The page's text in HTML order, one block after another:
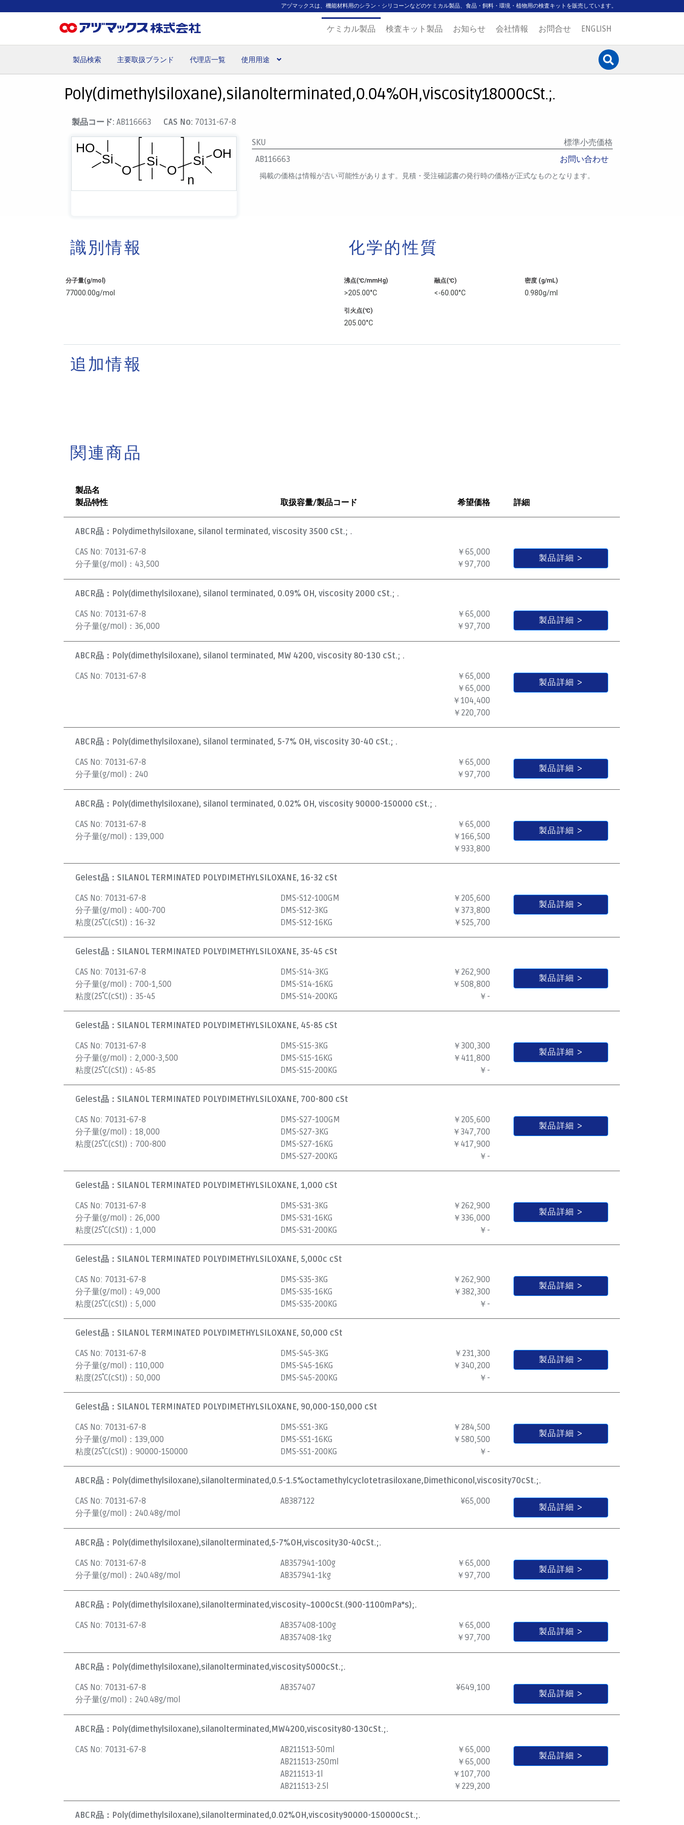
アヅマックスは、機能材料用のシラン・シリコーンなどのケミカル製品、食品・飼料・環境・植物用の検査キットを販売しています。
ケミカル製品 検査キット製品 お知らせ 会社情報 お問合せ ENGLISH
製品検索 主要取扱ブランド 代理店一覧 使用用途
Poly(dimethylsiloxane),silanolterminated,0.04%OH,viscosity18000cSt.;.
製品コード:AB116663 CAS No: 70131-67-8
SKU
標準小売価格
AB116663
お問い合わせ
掲載の価格は情報が古い可能性があります。見積・受注確認書の発行時の価格が正式なものとなります。
識別情報
分子量(g/mol)
77000.00g/mol
化学的性質
沸点(℃/mmHg)
>205.00°C
融点(℃)
<-60.00°C
密度 (g/mL)
0.980g/ml
引火点(℃)
205.00°C
追加情報
関連商品
製品名
製品特性
取扱容量/製品コード 希望価格 詳細
ABCR品： Polydimethylsiloxane, silanol terminated, viscosity 3500 cSt.; .
CAS No: 70131-67-8
分子量(g/mol)： 43,500
￥65,000
￥97,700
製品詳細
ABCR品： Poly(dimethylsiloxane), silanol terminated, 0.09% OH, viscosity 2000 cSt.; .
CAS No: 70131-67-8
分子量(g/mol)： 36,000
￥65,000
￥97,700
製品詳細
ABCR品： Poly(dimethylsiloxane), silanol terminated, MW 4200, viscosity 80-130 cSt.; .
CAS No: 70131-67-8
￥65,000
￥65,000
￥104,400
￥220,700
製品詳細
ABCR品： Poly(dimethylsiloxane), silanol terminated, 5-7% OH, viscosity 30-40 cSt.; .
CAS No: 70131-67-8
分子量(g/mol)： 240
￥65,000
￥97,700
製品詳細
ABCR品： Poly(dimethylsiloxane), silanol terminated, 0.02% OH, viscosity 90000-150000 cSt.; .
CAS No: 70131-67-8
分子量(g/mol)： 139,000
￥65,000
￥166,500
￥933,800
製品詳細
Gelest品： SILANOL TERMINATED POLYDIMETHYLSILOXANE, 16-32 cSt
CAS No: 70131-67-8
分子量(g/mol)： 400-700
粘度(25˚C(cSt))： 16-32
DMS-S12-100GM
DMS-S12-3KG
DMS-S12-16KG
￥205,600
￥373,800
￥525,700
製品詳細
Gelest品： SILANOL TERMINATED POLYDIMETHYLSILOXANE, 35-45 cSt
CAS No: 70131-67-8
分子量(g/mol)： 700-1,500
粘度(25˚C(cSt))： 35-45
DMS-S14-3KG
DMS-S14-16KG
DMS-S14-200KG
￥262,900
￥508,800
￥-
製品詳細
Gelest品： SILANOL TERMINATED POLYDIMETHYLSILOXANE, 45-85 cSt
CAS No: 70131-67-8
分子量(g/mol)： 2,000-3,500
粘度(25˚C(cSt))： 45-85
DMS-S15-3KG
DMS-S15-16KG
DMS-S15-200KG
￥300,300
￥411,800
￥-
製品詳細
Gelest品： SILANOL TERMINATED POLYDIMETHYLSILOXANE, 700-800 cSt
CAS No: 70131-67-8
分子量(g/mol)： 18,000
粘度(25˚C(cSt))： 700-800
DMS-S27-100GM
DMS-S27-3KG
DMS-S27-16KG
DMS-S27-200KG
￥205,600
￥347,700
￥417,900
￥-
製品詳細
Gelest品： SILANOL TERMINATED POLYDIMETHYLSILOXANE, 1,000 cSt
CAS No: 70131-67-8
分子量(g/mol)： 26,000
粘度(25˚C(cSt))： 1,000
DMS-S31-3KG
DMS-S31-16KG
DMS-S31-200KG
￥262,900
￥336,000
￥-
製品詳細
Gelest品： SILANOL TERMINATED POLYDIMETHYLSILOXANE, 5,000c cSt
CAS No: 70131-67-8
分子量(g/mol)： 49,000
粘度(25˚C(cSt))： 5,000
DMS-S35-3KG
DMS-S35-16KG
DMS-S35-200KG
￥262,900
￥382,300
￥-
製品詳細
Gelest品： SILANOL TERMINATED POLYDIMETHYLSILOXANE, 50,000 cSt
CAS No: 70131-67-8
分子量(g/mol)： 110,000
粘度(25˚C(cSt))： 50,000
DMS-S45-3KG
DMS-S45-16KG
DMS-S45-200KG
￥231,300
￥340,200
￥-
製品詳細
Gelest品： SILANOL TERMINATED POLYDIMETHYLSILOXANE, 90,000-150,000 cSt
CAS No: 70131-67-8
分子量(g/mol)： 139,000
粘度(25˚C(cSt))： 90000-150000
DMS-S51-3KG
DMS-S51-16KG
DMS-S51-200KG
￥284,500
￥580,500
￥-
製品詳細
ABCR品： Poly(dimethylsiloxane),silanolterminated,0.5-1.5%octamethylcyclotetrasiloxane,Dimethiconol,viscosity70cSt.;.
CAS No: 70131-67-8
分子量(g/mol)： 240.48g/mol
AB387122 ¥65,000
製品詳細
ABCR品： Poly(dimethylsiloxane),silanolterminated,5-7%OH,viscosity30-40cSt.;.
CAS No: 70131-67-8
分子量(g/mol)： 240.48g/mol
AB357941-100g
AB357941-1kg
￥65,000
￥97,700
製品詳細
ABCR品： Poly(dimethylsiloxane),silanolterminated,viscosity~1000cSt.(900-1100mPa*s);.
CAS No: 70131-67-8
AB357408-100g
AB357408-1kg
￥65,000
￥97,700
製品詳細
ABCR品： Poly(dimethylsiloxane),silanolterminated,viscosity5000cSt.;.
CAS No: 70131-67-8
分子量(g/mol)： 240.48g/mol
AB357407 ¥649,100
製品詳細
ABCR品： Poly(dimethylsiloxane),silanolterminated,MW4200,viscosity80-130cSt.;.
CAS No: 70131-67-8
AB211513-50ml
AB211513-250ml
AB211513-1l
AB211513-2.5l
￥65,000
￥65,000
￥107,700
￥229,200
製品詳細
ABCR品： Poly(dimethylsiloxane),silanolterminated,0.02%OH,viscosity90000-150000cSt.;.